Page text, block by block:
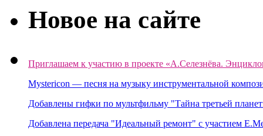
Новое на сайте
Приглашаем к участию в проекте «А.Селезнёва.
Mystericon — песня на музыку инструментальной
Добавлены гифки по мультфильму "Тайна третьей
Добавлена передача "Идеальный ремонт" с участием